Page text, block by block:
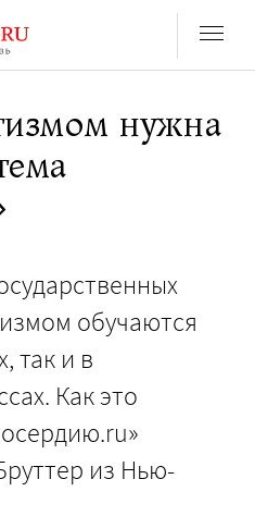
нужна
обучаются
так и в
Как это
из Нью-